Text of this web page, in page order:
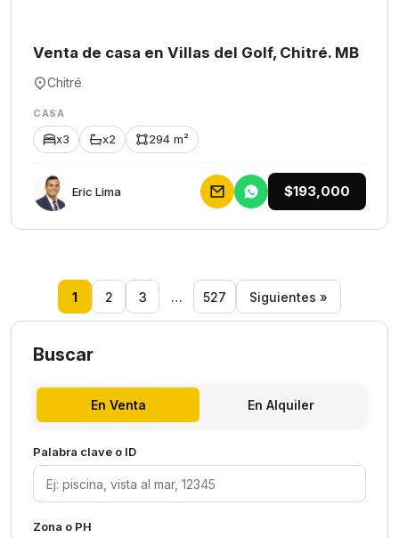
Venta de casa en Villas del Golf, Chitré. MB
Chitré
CASA
x3 x2 294 m²
Eric Lima $193,000
1 2 3 … 527 Siguientes »
Buscar
En Venta En Alquiler
Palabra clave o ID
Zona o PH